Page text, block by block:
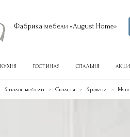
Фабрика мебели «August Home»
КУХНЯ ГОСТИНАЯ СПАЛЬНЯ
Каталог мебели Спальня Кровати